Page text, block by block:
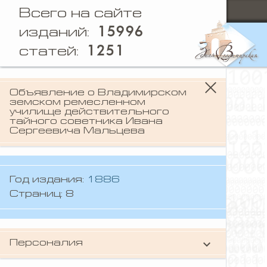
Всего на сайте
изданий: 15996
статей: 1251
Объявление о Владимирском
земском ремесленном
училище действительного
тайного советника Ивана
Сергеевича Мальцева
Год издания:
1886
Страниц: 8
Персоналия keyboard_arrow_down
Мальцов Иван Сергеевич